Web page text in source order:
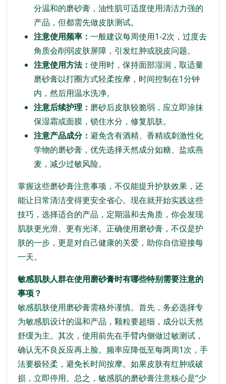
分温和的磨砂膏，油性肌可适度使用清洁力强的
产品，但都需先做皮肤测试。
注意使用频率： 一般建议每周使用1-2次，过度去
角质会削弱皮肤屏障，引发红肿或脱皮问题。
注意使用方法： 使用时，保持面部湿润，取适量
磨砂膏以打圈方式轻柔按摩，时间控制在1分钟
内，然后用温水洗净。
注意后续护理： 磨砂后皮肤较脆弱，应立即涂抹
保湿霜或面膜，锁住水分，修复肌肤。
注意产品成分： 避免含有酒精、香精或刺激性化
学物的磨砂膏，优先选择天然成分如糖、盐或燕
麦，减少过敏风险。
掌握这些磨砂膏注意事项，不仅能提升护肤效果，还
能让日常清洁变得更安全省心。现在就开始实践这些
技巧，选择适合的产品，定期温和去角质，你会发现
肌肤更光滑、更有光泽。正确使用磨砂膏，不仅是护
肤的一步，更是对自己健康的关爱，助你自信迎接每
一天。
敏感肌肤人群在使用磨砂膏时有哪些特别需要注意的
事项？
敏感肌肤使用磨砂膏需格外谨慎。首先，务必选择专
为敏感肌设计的温和产品，颗粒要超细，成分以天然
舒缓为主。其次，使用前先在手臂内侧做过敏测试，
确认无不良反应再上脸。频率应降低至每两周1次，手
法要极轻柔，避免长时间按摩。如果皮肤有红肿或破
损，立即停用。总之，敏感肌的磨砂膏注意核心是“少